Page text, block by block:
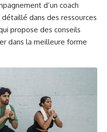
d’un coach
dans des ressources
propose des conseils
dans la meilleure forme